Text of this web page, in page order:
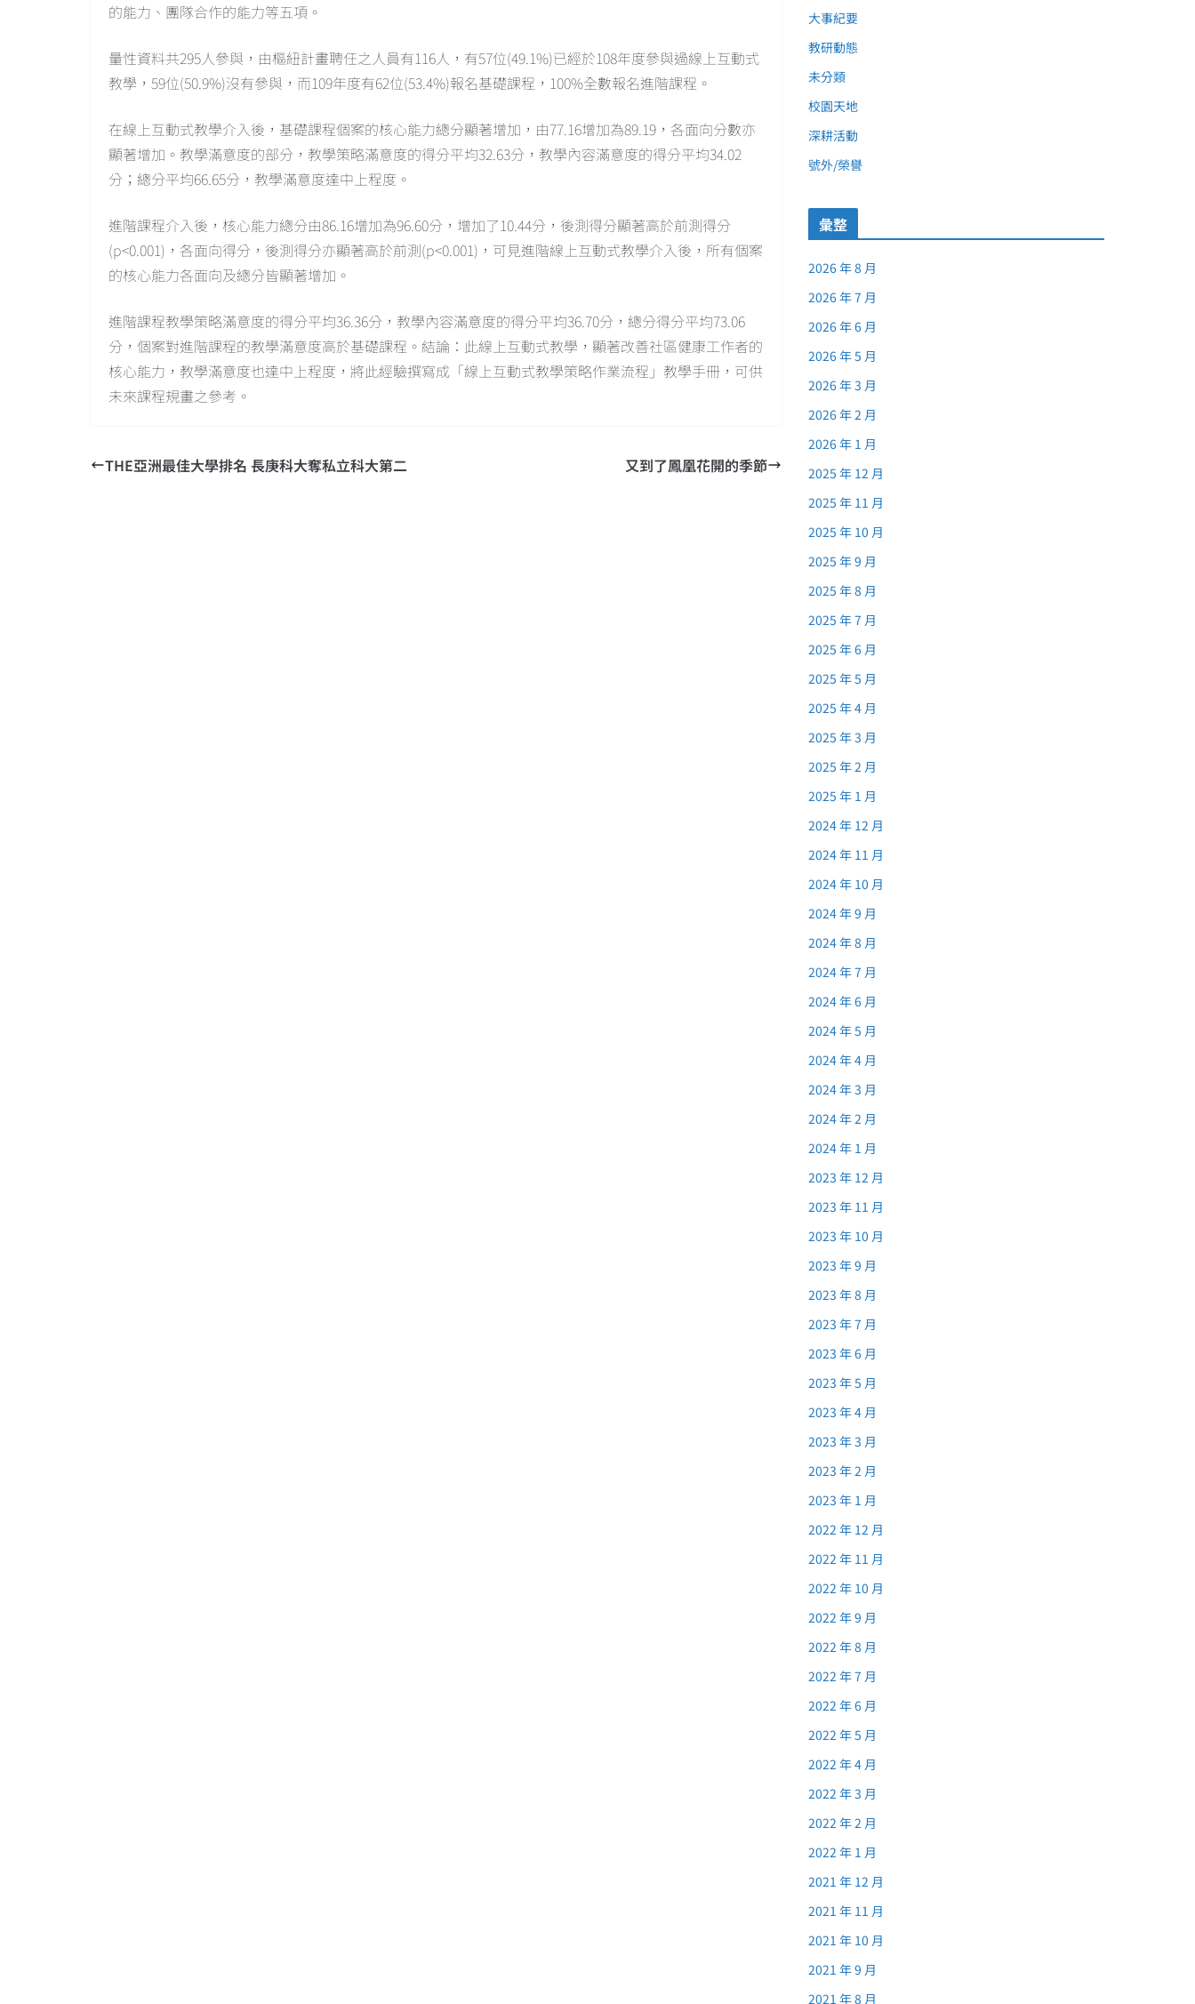
的能力、團隊合作的能力等五項。
量性資料共295人參與，由樞紐計畫聘任之人員有116人，有57位(49.1%)已經於108年度參與過線上互動式
教學，59位(50.9%)沒有參與，而109年度有62位(53.4%)報名基礎課程，100%全數報名進階課程。
在線上互動式教學介入後，基礎課程個案的核心能力總分顯著增加，由77.16增加為89.19，各面向分數亦
顯著增加。教學滿意度的部分，教學策略滿意度的得分平均32.63分，教學內容滿意度的得分平均34.02
分；總分平均66.65分，教學滿意度達中上程度。
進階課程介入後，核心能力總分由86.16增加為96.60分，增加了10.44分，後測得分顯著高於前測得分
(p<0.001)，各面向得分，後測得分亦顯著高於前測(p<0.001)，可見進階線上互動式教學介入後，所有個案
的核心能力各面向及總分皆顯著增加。
進階課程教學策略滿意度的得分平均36.36分，教學內容滿意度的得分平均36.70分，總分得分平均73.06
分，個案對進階課程的教學滿意度高於基礎課程。結論：此線上互動式教學，顯著改善社區健康工作者的
核心能力，教學滿意度也達中上程度，將此經驗撰寫成「線上互動式教學策略作業流程」教學手冊，可供
未來課程規畫之參考。
THE亞洲最佳大學排名 長庚科大奪私立科大第二 又到了鳳凰花開的季節
大事紀要
教研動態
未分類
校園天地
深耕活動
號外/榮譽
彙整
2026 年 8 月
2026 年 7 月
2026 年 6 月
2026 年 5 月
2026 年 3 月
2026 年 2 月
2026 年 1 月
2025 年 12 月
2025 年 11 月
2025 年 10 月
2025 年 9 月
2025 年 8 月
2025 年 7 月
2025 年 6 月
2025 年 5 月
2025 年 4 月
2025 年 3 月
2025 年 2 月
2025 年 1 月
2024 年 12 月
2024 年 11 月
2024 年 10 月
2024 年 9 月
2024 年 8 月
2024 年 7 月
2024 年 6 月
2024 年 5 月
2024 年 4 月
2024 年 3 月
2024 年 2 月
2024 年 1 月
2023 年 12 月
2023 年 11 月
2023 年 10 月
2023 年 9 月
2023 年 8 月
2023 年 7 月
2023 年 6 月
2023 年 5 月
2023 年 4 月
2023 年 3 月
2023 年 2 月
2023 年 1 月
2022 年 12 月
2022 年 11 月
2022 年 10 月
2022 年 9 月
2022 年 8 月
2022 年 7 月
2022 年 6 月
2022 年 5 月
2022 年 4 月
2022 年 3 月
2022 年 2 月
2022 年 1 月
2021 年 12 月
2021 年 11 月
2021 年 10 月
2021 年 9 月
2021 年 8 月